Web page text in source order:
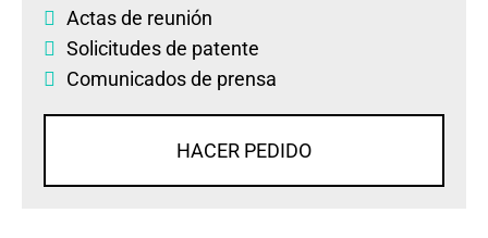
Actas de reunión
Solicitudes de patente
Comunicados de prensa
HACER PEDIDO